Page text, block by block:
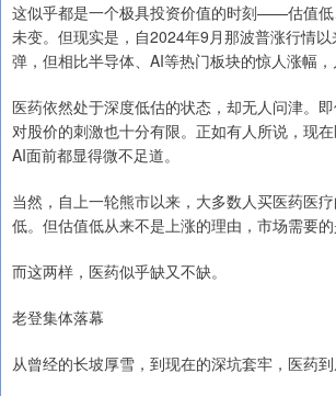
这似乎都是一个极具投资价值的时刻——估值
未变。但现实是，自2024年9月那波普涨行情
弹，但相比半导体、AI等热门板块的惊人涨幅，
医药依然处于深度低估的状态，却无人问津。
对股价的刺激也十分有限。正如有人所说，现
AI面前都显得微不足道。
当然，自上一轮熊市以来，大多数人买医药医
低。但估值低从来不是上涨的理由，市场需要的
而这两样，医药似乎缺又不缺。
老登集体落幕
从曾经的长坡厚雪，到现在的深坑套牢，医药